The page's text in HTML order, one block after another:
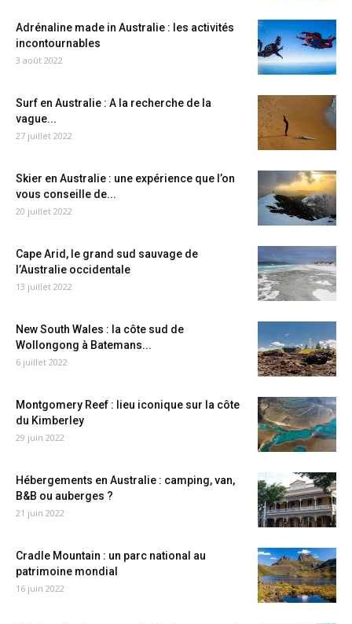
Adrénaline made in Australie : les activités
incontournables
3 août 2022
Surf en Australie : A la recherche de la
vague...
27 juillet 2022
Skier en Australie : une expérience que l’on
vous conseille de...
20 juillet 2022
Cape Arid, le grand sud sauvage de
l’Australie occidentale
13 juillet 2022
New South Wales : la côte sud de
Wollongong à Batemans...
6 juillet 2022
Montgomery Reef : lieu iconique sur la côte
du Kimberley
29 juin 2022
Hébergements en Australie : camping, van,
B&B ou auberges ?
21 juin 2022
Cradle Mountain : un parc national au
patrimoine mondial
16 juin 2022